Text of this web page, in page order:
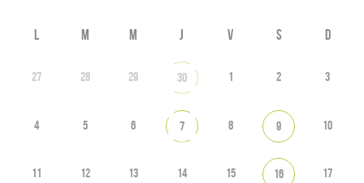
L M M J V S D
27 28 29 30 1 2 3
4 5 6 7 8 9 10
11 12 13 14 15 16 17